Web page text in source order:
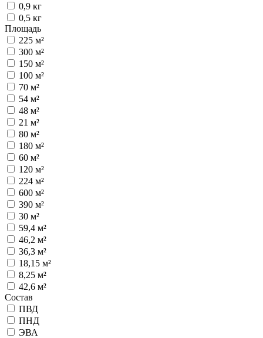
0,9 кг
0,5 кг
Площадь
225 м²
300 м²
150 м²
100 м²
70 м²
54 м²
48 м²
21 м²
80 м²
180 м²
60 м²
120 м²
224 м²
600 м²
390 м²
30 м²
59,4 м²
46,2 м²
36,3 м²
18,15 м²
8,25 м²
42,6 м²
Состав
ПВД
ПНД
ЭВА